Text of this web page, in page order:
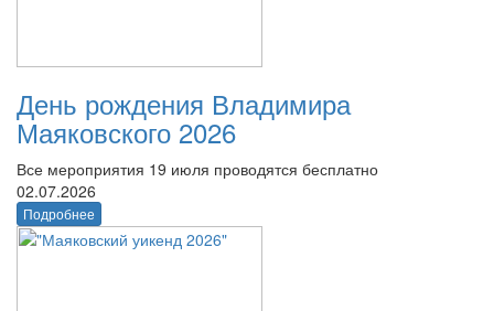
День рождения Владимира
Маяковского 2026
Все мероприятия 19 июля проводятся бесплатно
02.07.2026
Подробнее